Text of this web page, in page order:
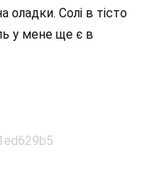
оладки. Солі в тісто
у мене ще є в